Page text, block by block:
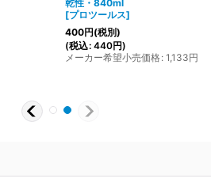
乾性・840ml
[プロツールス]
400円(税別)
(税込: 440円)
メーカー希望小売価格: 1,133円